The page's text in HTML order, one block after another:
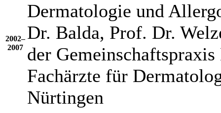
2002–
2007
Dermatologie und
Dr. Balda, Prof. Dr.
der
Fachärzte für
Nürtingen